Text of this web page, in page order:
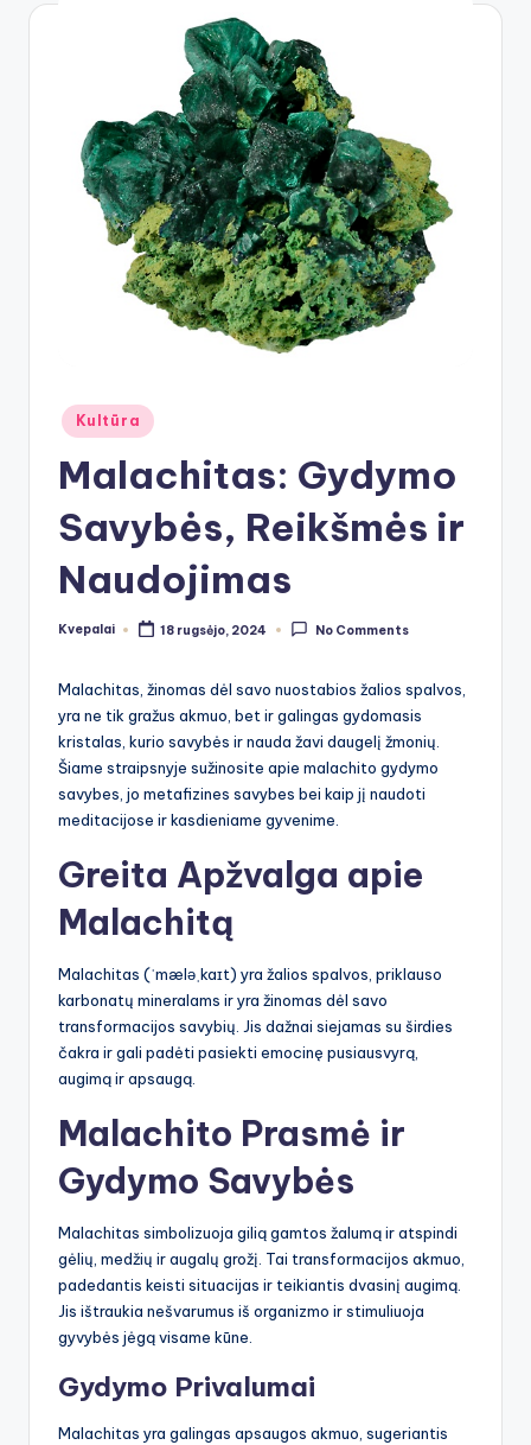
Posted
in
Kultūra
Malachitas: Gydymo
Savybės, Reikšmės ir
Naudojimas
Posted
Kvepalai 18 rugsėjo, 2024 No Comments
Malachitas, žinomas dėl savo nuostabios žalios spalvos,
yra ne tik gražus akmuo, bet ir galingas gydomasis
kristalas, kurio savybės ir nauda žavi daugelį žmonių.
Šiame straipsnyje sužinosite apie malachito gydymo
savybes, jo metafizines savybes bei kaip jį naudoti
meditacijose ir kasdieniame gyvenime.
Greita Apžvalga apie
Malachitą
Malachitas (ˈmæləˌkaɪt) yra žalios spalvos, priklauso
karbonatų mineralams ir yra žinomas dėl savo
transformacijos savybių. Jis dažnai siejamas su širdies
čakra ir gali padėti pasiekti emocinę pusiausvyrą,
augimą ir apsaugą.
Malachito Prasmė ir
Gydymo Savybės
Malachitas simbolizuoja gilią gamtos žalumą ir atspindi
gėlių, medžių ir augalų grožį. Tai transformacijos akmuo,
padedantis keisti situacijas ir teikiantis dvasinį augimą.
Jis ištraukia nešvarumus iš organizmo ir stimuliuoja
gyvybės jėgą visame kūne.
Gydymo Privalumai
Malachitas yra galingas apsaugos akmuo, sugeriantis